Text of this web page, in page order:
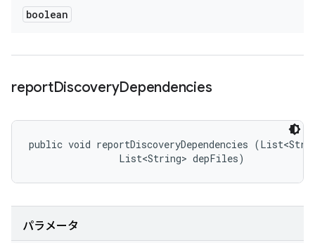
boolean
reportDiscoveryDependencies
public void reportDiscoveryDependencies
                List<String> depFiles)
パラメータ